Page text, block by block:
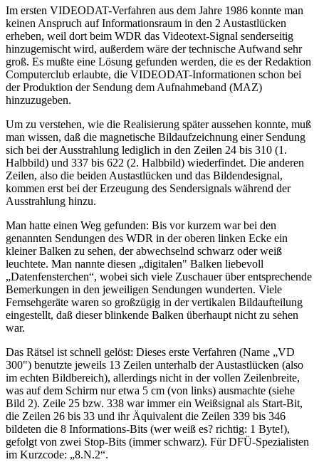
Im ersten VIDEODAT-Verfahren aus dem Jahre 1986 konnte man
keinen Anspruch auf Informationsraum in den 2 Austastlücken
erheben, weil dort beim WDR das Videotext-Signal senderseitig
hinzugemischt wird, außerdem wäre der technische Aufwand sehr
groß. Es mußte eine Lösung gefunden werden, die es der Redaktion
Computerclub erlaubte, die VIDEODAT-Informationen schon bei
der Produktion der Sendung dem Aufnahmeband (MAZ)
hinzuzugeben.
Um zu verstehen, wie die Realisierung später aussehen konnte, muß
man wissen, daß die magnetische Bildaufzeichnung einer Sendung
sich bei der Ausstrahlung lediglich in den Zeilen 24 bis 310 (1.
Halbbild) und 337 bis 622 (2. Halbbild) wiederfindet. Die anderen
Zeilen, also die beiden Austastlücken und das Bildendesignal,
kommen erst bei der Erzeugung des Sendersignals während der
Ausstrahlung hinzu.
Man hatte einen Weg gefunden: Bis vor kurzem war bei den
genannten Sendungen des WDR in der oberen linken Ecke ein
kleiner Balken zu sehen, der abwechselnd schwarz oder weiß
leuchtete. Man nannte diesen „digitalen" Balken liebevoll
„Datenfensterchen“, wobei sich viele Zuschauer über entsprechende
Bemerkungen in den jeweiligen Sendungen wunderten. Viele
Fernsehgeräte waren so großzügig in der vertikalen Bildaufteilung
eingestellt, daß dieser blinkende Balken überhaupt nicht zu sehen
war.
Das Rätsel ist schnell gelöst: Dieses erste Verfahren (Name „VD
300") benutzte jeweils 13 Zeilen unterhalb der Austastlücken (also
im echten Bildbereich), allerdings nicht in der vollen Zeilenbreite,
was auf dem Schirm nur etwa 5 cm (von links) ausmachte (siehe
Bild 2). Zeile 25 bzw. 338 war immer ein Weißsignal als Start-Bit,
die Zeilen 26 bis 33 und ihr Äquivalent die Zeilen 339 bis 346
bildeten die 8 Informations-Bits (wer weiß es? richtig: 1 Byte!),
gefolgt von zwei Stop-Bits (immer schwarz). Für DFÜ-Spezialisten
im Kurzcode: „8.N.2“.